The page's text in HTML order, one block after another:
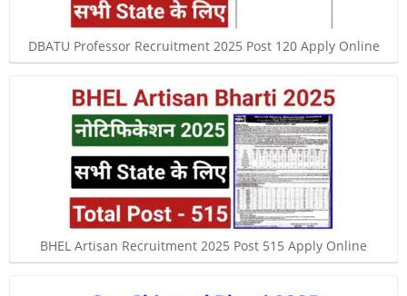
DBATU Professor Recruitment 2025 Post 120 Apply Online
BHEL Artisan Recruitment 2025 Post 515 Apply Online